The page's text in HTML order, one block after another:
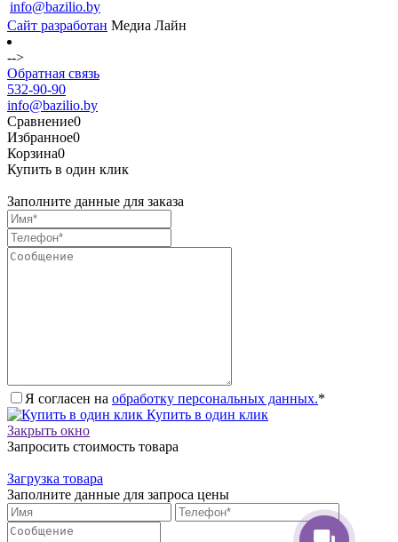
info@bazilio.by
Сайт разработан Медиа Лайн
-->
Обратная связь
532-90-90
info@bazilio.by
Сравнение0
Избранное0
Корзина0
Купить в один клик
Заполните данные для заказа
Я согласен на обработку персональных данных.*
Купить в один клик
Закрыть окно
Запросить стоимость товара
Загрузка товара
Заполните данные для запроса цены